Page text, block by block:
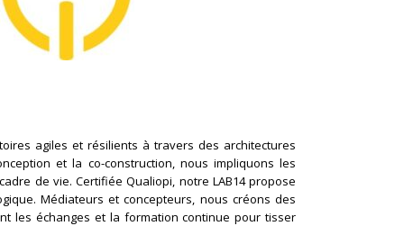
agiles et résilients à travers des architectures
et la co-construction, nous impliquons les
de vie. Certifiée Qualiopi, notre LAB14 propose
Médiateurs et concepteurs, nous créons des
les échanges et la formation continue pour tisser